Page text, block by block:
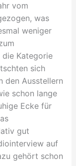
vom
was
weniger
Kategorie
sich
den Ausstellern
schon lange
Ecke für
gut
auf
gehört schon